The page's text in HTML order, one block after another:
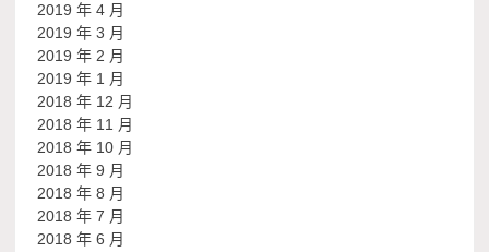
2019 年 4 月
2019 年 3 月
2019 年 2 月
2019 年 1 月
2018 年 12 月
2018 年 11 月
2018 年 10 月
2018 年 9 月
2018 年 8 月
2018 年 7 月
2018 年 6 月